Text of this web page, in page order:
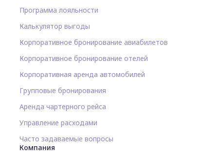
Программа лояльности
Калькулятор выгоды
Корпоративное бронирование авиабилетов
Корпоративное бронирование отелей
Корпоративная аренда автомобилей
Групповые бронирования
Аренда чартерного рейса
Управление расходами
Часто задаваемые вопросы
Компания